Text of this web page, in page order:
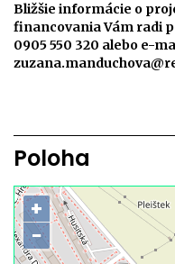
Bližšie informácie o
financovania Vám radi
0905 550 320 alebo e-
Poloha
+
−